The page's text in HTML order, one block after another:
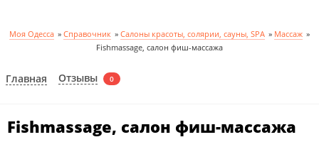
Моя Одесса » Справочник » Салоны красоты, солярии, сауны, SPA » Массаж »
Fishmassage, салон фиш-массажа
Главная Отзывы 0
Fishmassage, салон фиш-массажа